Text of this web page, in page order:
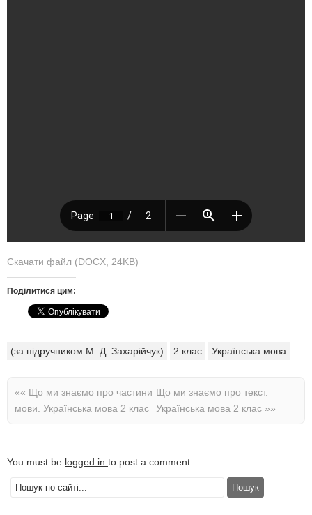
Скачати файл (DOCX, 24KB)
Поділитися цим:
(за підручником М. Д. Захарійчук) 2 клас Українська мова
«« Що ми знаємо про частини
мови. Українська мова 2 клас
Що ми знаємо про текст.
Українська мова 2 клас »»
You must be logged in to post a comment.